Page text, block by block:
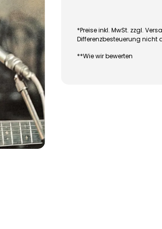
*Preise inkl. MwSt. zzgl.
Differenzbesteuerung nicht
**Wie wir bewerten